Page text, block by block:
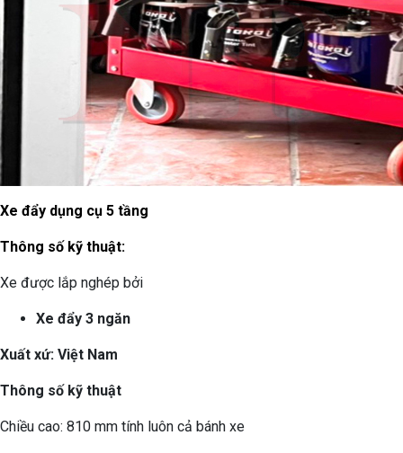
Xe đẩy dụng cụ 5 tầng
Thông số kỹ thuật:
Xe được lắp nghép bởi
Xe đẩy 3 ngăn
Xuất xứ: Việt Nam
Thông số kỹ thuật
Chiều cao: 810 mm tính luôn cả bánh xe